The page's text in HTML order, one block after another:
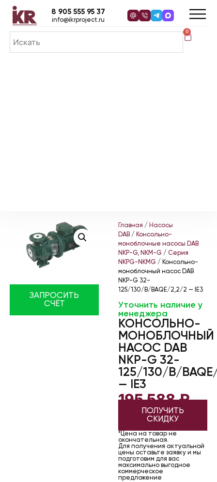
0
8 905 555 95 37
info@ikrproject.ru
ЗАПРОСИТЬ
СЧЁТ
Главная / Насосы
DAB / Консольно-
моноблочные насосы DAB
NKP-G, NKM-G / Серия
NKPG-NKMG / Консольно-
моноблочный насос DAB
NKP-G 32-
125/130/B/BAQE/2,2/2 — IE3
Уточнить наличие у
менеджера
КОНСОЛЬНО-
МОНОБЛОЧНЫЙ
НАСОС DAB
NKP-G 32-
125/130/B/
— IE3
195 588₽
ПОЛУЧИТЬ
СКИДКУ
*Цена на товар не
окончательная.
Для получения актуальной
цены оставьте заявку и мы
подготовим для вас
максимально выгодное
коммерческое
предложение